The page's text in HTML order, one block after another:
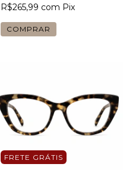
R$265,99 com Pix
FRETE GRÁTIS